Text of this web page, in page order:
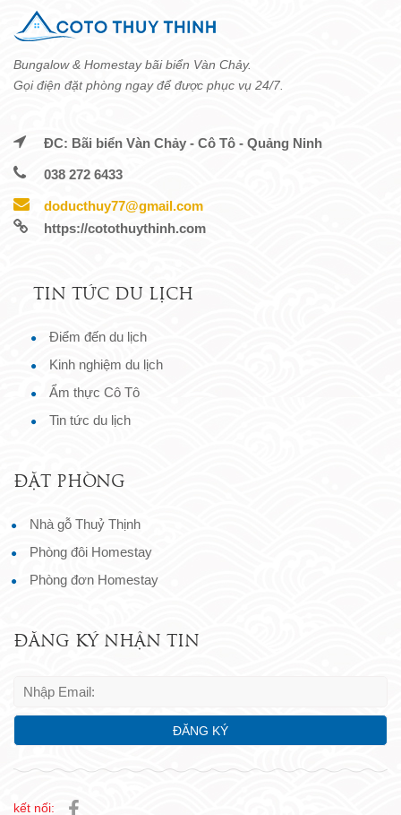
Bungalow & Homestay bãi biển Vàn Chảy.
Gọi điện đặt phòng ngay để được phục vụ 24/7.
ĐC: Bãi biển Vàn Chảy - Cô Tô - Quảng Ninh
038 272 6433
doducthuy77@gmail.com
https://cotothuythinh.com
TIN TỨC DU LỊCH
Điểm đến du lịch
Kinh nghiệm du lịch
Ẩm thực Cô Tô
Tin tức du lịch
ĐẶT PHÒNG
Nhà gỗ Thuỷ Thịnh
Phòng đôi Homestay
Phòng đơn Homestay
ĐĂNG KÝ NHẬN TIN
kết nối: